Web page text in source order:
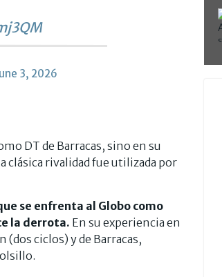
3, 2026
DT de Barracas, sino en su
clásica rivalidad fue utilizada por
se enfrenta al Globo como
la derrota. En su experiencia en
ciclos) y de Barracas,